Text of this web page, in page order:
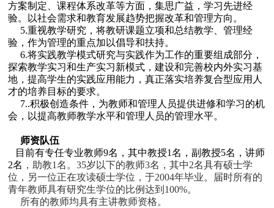
方案制定、课程体系改革等方面，集思广益，学习先进经
验。以社会需求和教育发展趋势把握改革和管理方向。
5.重视教学研究，将教研课题立项和总结教学、管理经
验，作为管理的重点加以倡导和扶持。
6.将实践教学模式研究与实践作为工作的重要组成部分，
探索教学实习和生产实习新模式，建设和完善校内外实习基
地，提高学生的实践应用能力，真正落实培养复合型应用人
才的培养目标的要求。
7..积极创造条件，为教师和管理人员提供进修和学习的机
会，以提高教师教学水平和管理人员的管理水平。
师资队伍
目前有专任专业教师9名，其中教授1名，副教授5名，讲师
2名 ，助教1名。35岁以下的教师3名，其中2名具有硕士学
位，另一位正在攻读硕士学位，于2004年毕业。届时所有的
青年教师具有研究生学位的比例达到100%。
所有的教师均具有主讲教师资格。